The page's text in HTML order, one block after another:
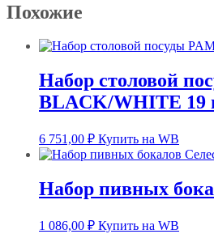
Похожие
Набор столовой
BLACK/WHITE 19
6 751,00 ₽ Купить на WB
Набор пивных
1 086,00 ₽ Купить на WB